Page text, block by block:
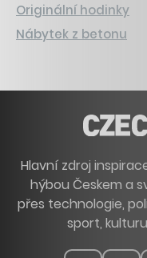
Originální hodinky
Nábytek z betonu
Hlavní zdroj
hýbou Českem a
přes technologie,
sport,